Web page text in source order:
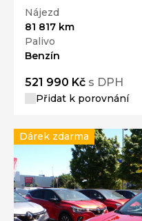
Nájezd
81 817 km
Palivo
Benzín
521 990 Kč s DPH
Přidat k porovnání
Dárek zdarma